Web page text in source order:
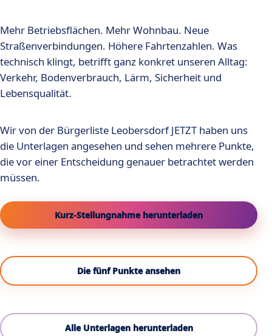
Mehr Betriebsflächen. Mehr Wohnbau. Neue
Straßenverbindungen. Höhere Fahrtenzahlen. Was
technisch klingt, betrifft ganz konkret unseren Alltag:
Verkehr, Bodenverbrauch, Lärm, Sicherheit und
Lebensqualität.
Wir von der Bürgerliste Leobersdorf JETZT haben uns
die Unterlagen angesehen und sehen mehrere Punkte,
die vor einer Entscheidung genauer betrachtet werden
müssen.
Kurz-Stellungnahme herunterladen
Die fünf Punkte ansehen
Alle Unterlagen herunterladen